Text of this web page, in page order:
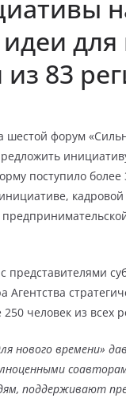
для
83
шестой форум
поступило
Агентства
человек из всех
нового времени»
поддерживают